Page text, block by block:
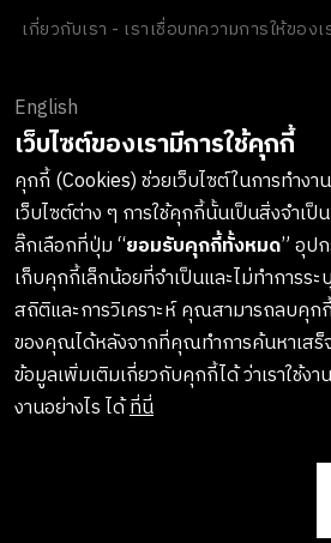
เกี่ยวกับเรา - เราเชื่อบทความการให้ของเ
ช่องทางการชำระเงิน
ลงทะเบียนรับข่าวส
เกาะติดทุกการอัพเดทสินค้าใหม่ๆ กิจกร
ทางบริษัทจะไม่เปิดเผยหรือเผยแพร่ข้อมู
บุคคลที่สาม และคุณสามารถกดยกเลิกรับ
English
เว็บไซต์ของเรามีการใช้คุกกี้
คุกกี้ (Cookies) ช่วยเว็บไซต์ในการทำงา
เว็บไซต์ต่าง ๆ การใช้คุกกี้นั้นเป็นสิ่งจำ
ลิ๊กเลือกที่ปุ่ม “ยอมรับคุกกี้ทั้งหมด” อุป
เก็บคุกกี้เล็กน้อยที่จำเป็นและไม่ทำการร
สถิติและการวิเคราะห์ คุณสามารถลบคุ
ของคุณได้หลังจากที่คุณทำการค้นหาเส
ข้อมูลเพิ่มเติมเกี่ยวกับคุกกี้ได้ ว่าเราใช้งา
งานอย่างไร ได้ที่นี่